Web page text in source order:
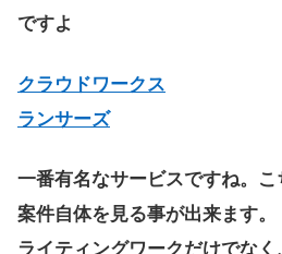
ですよ
クラウドワークス
ランサーズ
一番有名なサービスですね。
案件自体を見る事が出来ます。
ライティングワークだけでな